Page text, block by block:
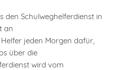
den Schulweghelferdienst in
an
jeden Morgen dafür,
über die
wird vom